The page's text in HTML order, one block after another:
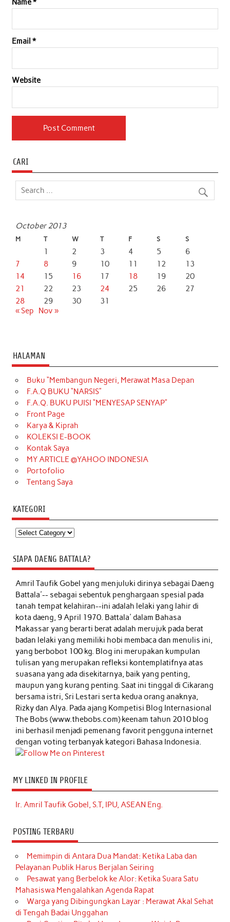
Name*
Email *
Website
CARI
October 2013
M T W T F S S
1 2 3 4 5
6
7
8 9 10 11 12
13
14
15 16 17 18 19
20
21
22 23 24 25 26
27
28
29 30
31
« Sep
Nov »
HALAMAN
Buku “Membangun Negeri, Merawat Masa Depan
F.A.Q BUKU “NARSIS”
F.A.Q. BUKU PUISI “MENYESAP SENYAP”
Front Page
Karya & Kiprah
KOLEKSI E-BOOK
Kontak Saya
MY ARTICLE @YAHOO INDONESIA
Portofolio
Tentang Saya
KATEGORI
Kategori
SIAPA DAENG BATTALA?
Amril Taufik Gobelyang menjuluki dirinya sebagai Daeng
Battala'-- sebagai sebentuk penghargaan spesial pada
tanah tempat kelahiran--ini adalah lelaki yang lahir di
kota daeng, 9 April 1970. Battala' dalam Bahasa
Makassar yang berarti berat adalah merujuk pada berat
badan lelaki yang memiliki hobi membaca dan menulis ini,
yang berbobot 100 kg. Blog ini merupakan kumpulan
tulisan yang merupakan refleksi kontemplatifnya atas
suasana yang ada disekitarnya, baik yang penting,
maupun yang kurang penting. Saat ini tinggal di Cikarang
bersama istri, Sri Lestari serta kedua orang anaknya,
Rizky dan Alya. Pada ajang Kompetisi Blog Internasional
The Bobs (www.thebobs.com) keenam tahun 2010 blog
ini berhasil menjadi pemenang favorit pengguna internet
dengan voting terbanyak kategori Bahasa Indonesia.
MY LINKED IN PROFILE
Ir. Amril Taufik Gobel, S.T, IPU, ASEAN Eng.
POSTING TERBARU
Memimpin di Antara Dua Mandat: Ketika Laba dan
Pelayanan Publik Harus Berjalan Seiring
Pesawat yang Berbelok ke Alor: Ketika Suara Satu
Mahasiswa Mengalahkan Agenda Rapat
Warga yang Dibingungkan Layar : Merawat Akal Sehat
di Tengah Badai Unggahan